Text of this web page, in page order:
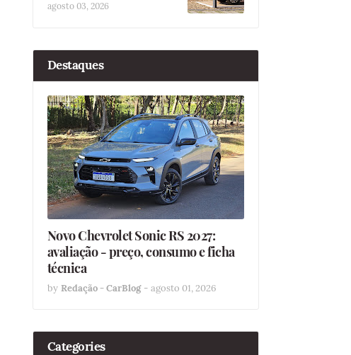
agosto 03, 2026
Destaques
Novo Chevrolet Sonic RS 2027:
avaliação - preço, consumo e ficha
técnica
by Redação - CarBlog - agosto 01, 2026
Categories